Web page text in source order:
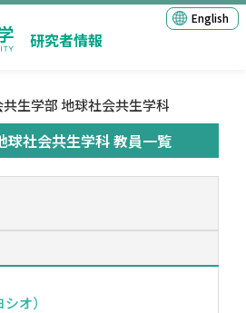
研究者情報
English
共生学部 地球社会共生学科
球社会共生学科 教員一覧
オ）